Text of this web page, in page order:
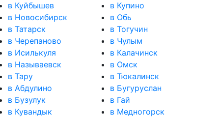
в Куйбышев
в Купино
в Новосибирск
в Обь
в Татарск
в Тогучин
в Черепаново
в Чулым
в Исилькуля
в Калачинск
в Называевск
в Омск
в Тару
в Тюкалинск
в Абдулино
в Бугуруслан
в Бузулук
в Гай
в Кувандык
в Медногорск